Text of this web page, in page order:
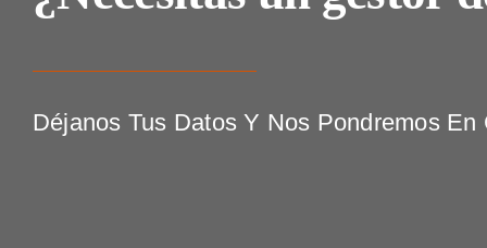
Déjanos Tus Datos Y Nos Pondremos